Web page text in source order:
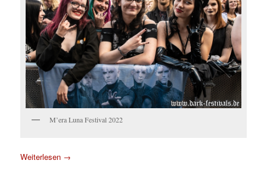
M’era Luna Festival 2022
Weiterlesen →